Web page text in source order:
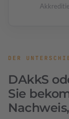
DER
DAkkS
Sie